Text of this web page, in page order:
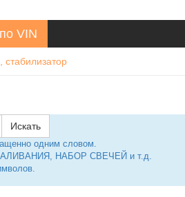
VIN
стабилизатор
Искать
одним словом.
НАБОР СВЕЧЕЙ и т.д.